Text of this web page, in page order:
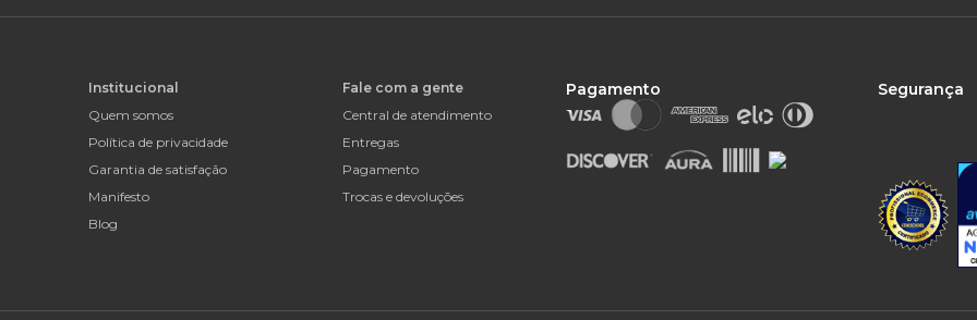
Institucional
Quem somos
Política de privacidade
Garantia de satisfação
Manifesto
Blog
Fale com a gente
Central de atendimento
Entregas
Pagamento
Trocas e devoluções
Pagamento Segurança